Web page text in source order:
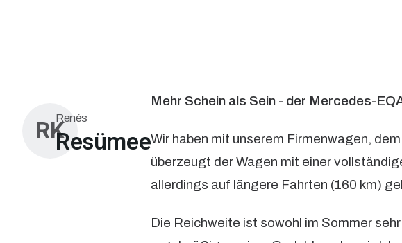
RKRenés
Resümee
Mehr Schein als Sein - der Mercedes-
Wir haben mit unserem Firmenwagen,
überzeugt der Wagen mit einer
allerdings auf längere Fahrten (160 km)
Die Reichweite ist sowohl im Sommer